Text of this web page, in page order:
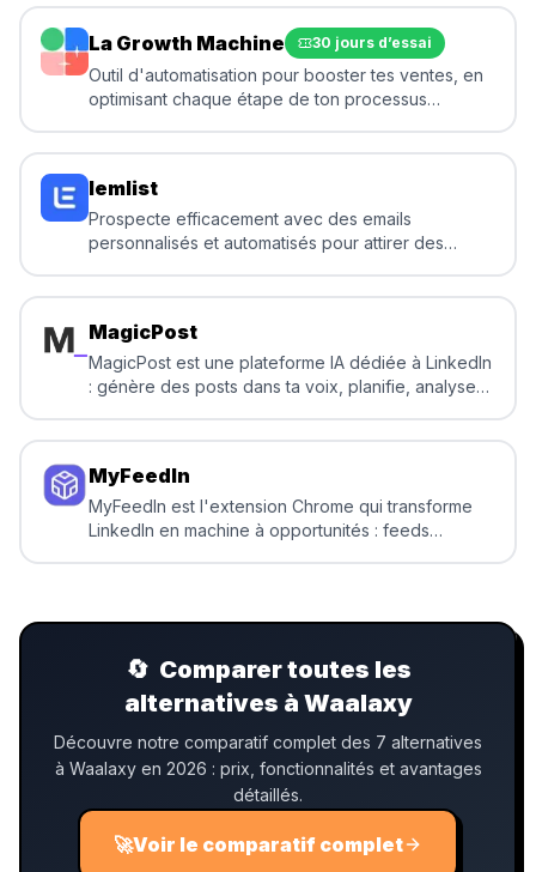
La Growth Machine 30 jours d’essai
Outil d'automatisation pour booster tes ventes, en
optimisant chaque étape de ton processus
lemlist
Prospecte efficacement avec des emails
personnalisés et automatisés pour attirer des
MagicPost
MagicPost est une plateforme IA dédiée à LinkedIn
: génère des posts dans ta voix, planifie, analyse
MyFeedIn
MyFeedIn est l'extension Chrome qui transforme
LinkedIn en machine à opportunités : feeds
🔄 Comparer toutes les
alternatives à Waalaxy
Découvre notre comparatif complet des 7 alternatives
à Waalaxy en 2026 : prix, fonctionnalités et avantages
détaillés.
🚀Voir le comparatif complet